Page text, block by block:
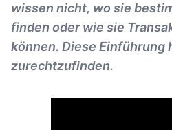
wissen nicht, wo sie
finden oder wie sie
können. Diese Einführung
zurechtzufinden.